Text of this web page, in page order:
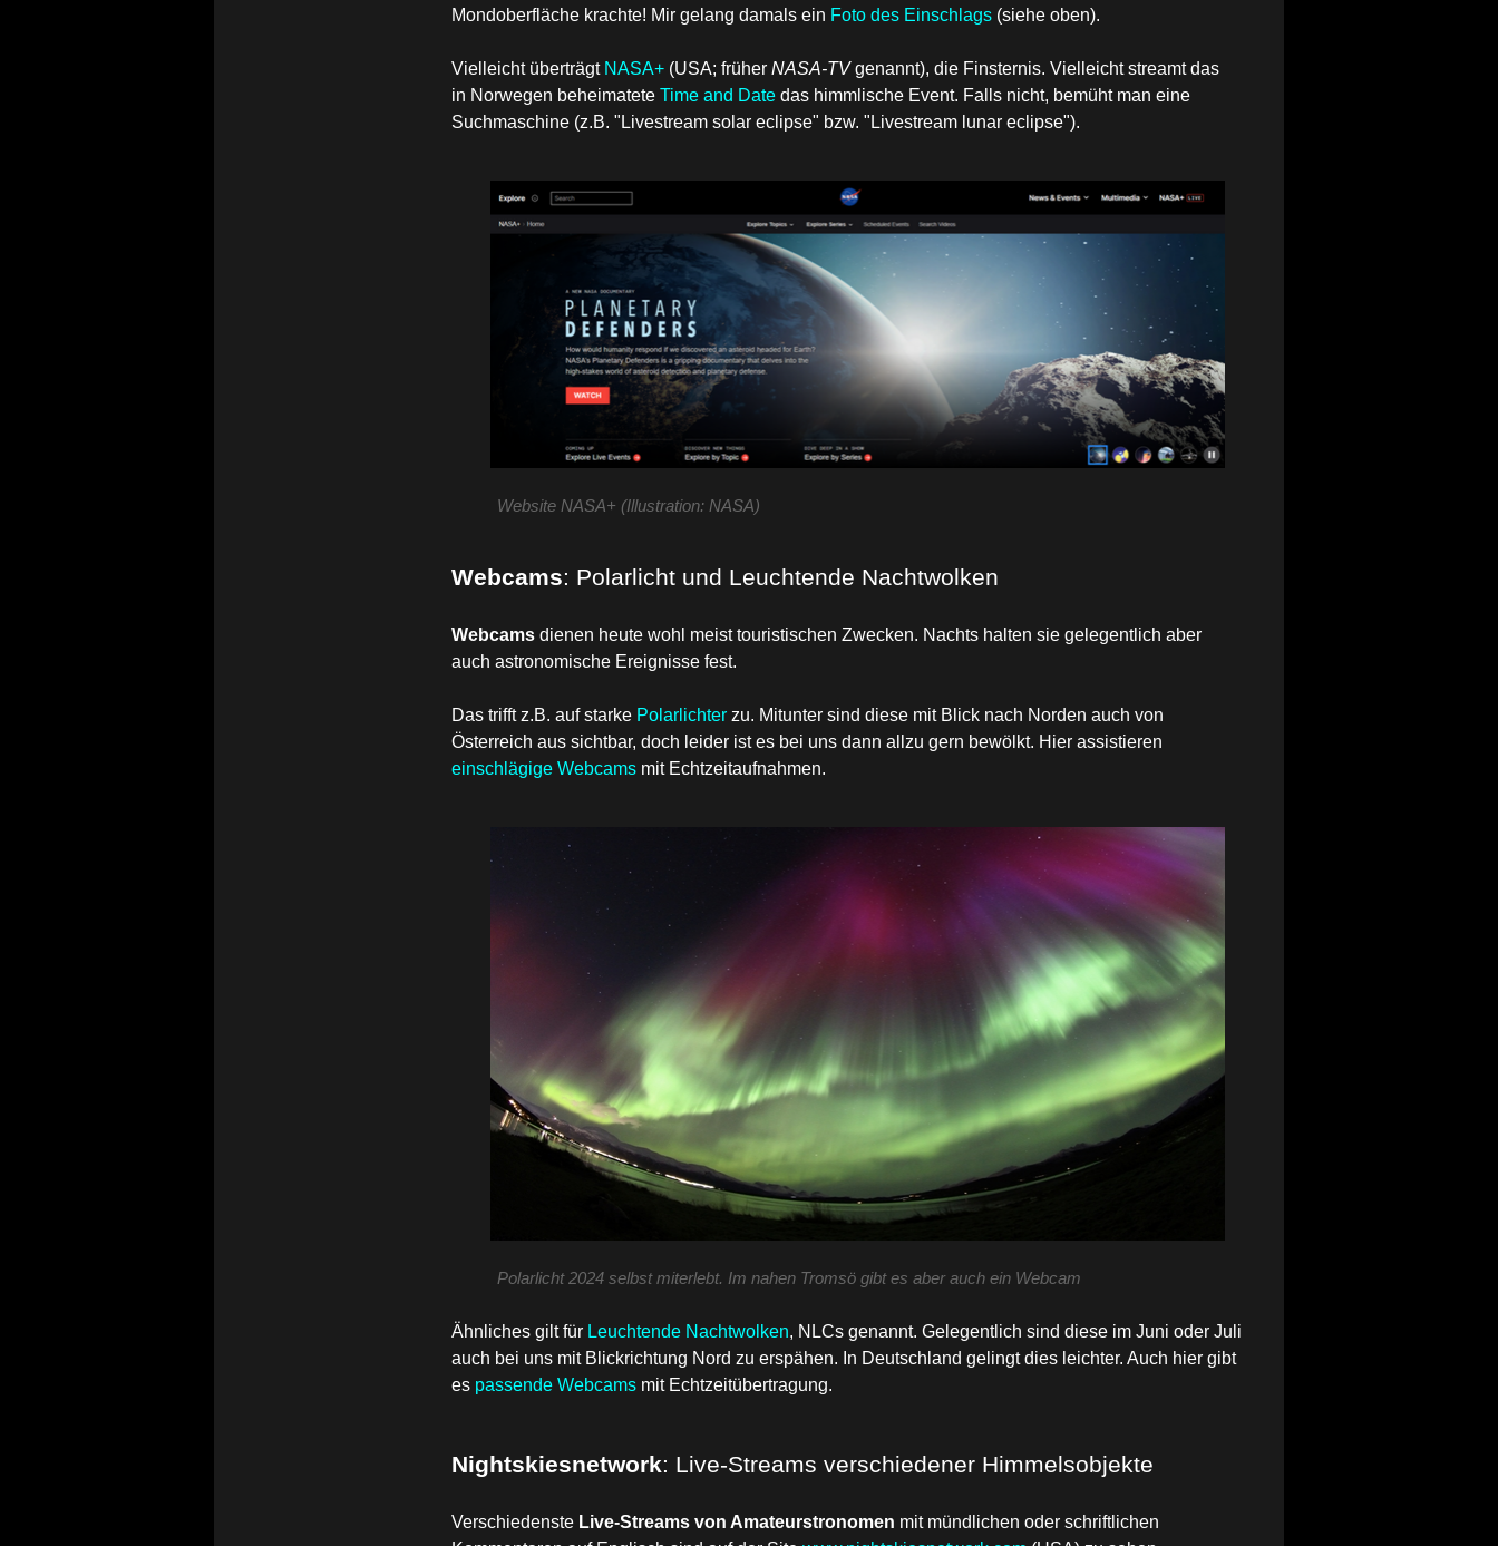
Mondoberfläche krachte! Mir gelang damals ein Foto des Einschlags(siehe oben).
Vielleicht überträgt NASA+(USA; früher NASA-TVgenannt), die Finsternis. Vielleicht streamt das
in Norwegen beheimatete Time and Datedas himmlische Event. Falls nicht, bemüht man eine
Suchmaschine (z.B. "Livestream solar eclipse" bzw. "Livestream lunar eclipse").
Website NASA+ (Illustration: NASA)
Webcams: Polarlicht und Leuchtende Nachtwolken
Webcams dienen heute wohl meist touristischen Zwecken. Nachts halten sie gelegentlich aber
auch astronomische Ereignisse fest.
Das trifft z.B. auf starke Polarlichter zu. Mitunter sind diese mit Blick nach Norden auch von
Österreich aus sichtbar, doch leider ist es bei uns dann allzu gern bewölkt. Hier assistieren
einschlägige Webcamsmit Echtzeitaufnahmen.
Polarlicht 2024 selbst miterlebt. Im nahen Tromsö gibt es aber auch ein Webcam
Ähnliches gilt für Leuchtende Nachtwolken, NLCs genannt. Gelegentlich sind diese im Juni oder Juli
auch bei uns mit Blickrichtung Nord zu erspähen. In Deutschland gelingt dies leichter. Auch hier gibt
es passende Webcamsmit Echtzeitübertragung.
Nightskiesnetwork: Live-Streams verschiedener Himmelsobjekte
Verschiedenste Live-Streams von Amateurstronomen mit mündlichen oder schriftlichen